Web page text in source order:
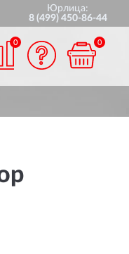
АССОРТИМЕНТ
Юрлица:
8 (499) 450-86-44
0 0